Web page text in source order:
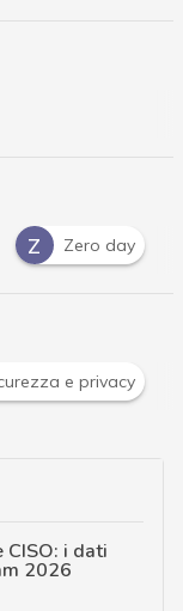
Z Zero day
news in tempo
CISO: i dati
2026